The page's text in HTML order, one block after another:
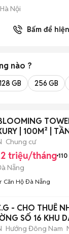
Hà Nội
Bấm để
nào ?
GB 256 GB
| 100M² |
✨
Chung cư
triệu/tháng 110
Nẵng
Căn Hộ Đà Nẵng
- CHO THUÊ
SỐ 16 KHU
Hướng Đông Nam